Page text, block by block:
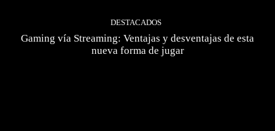
DESTACADOS
Gaming vía Streaming: Ventajas y desventajas de esta
nueva forma de jugar